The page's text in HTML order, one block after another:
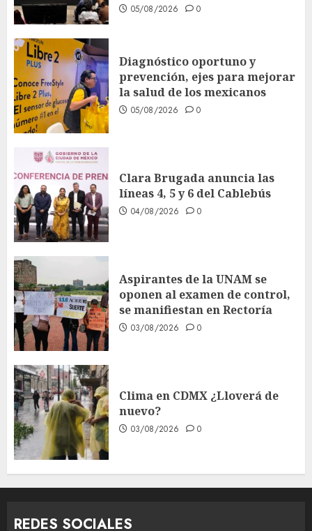
05/08/2026 0
Diagnóstico oportuno y
prevención, ejes para mejorar
la salud de los mexicanos
05/08/2026 0
Clara Brugada anuncia las
líneas 4, 5 y 6 del Cablebús
04/08/2026 0
Aspirantes de la UNAM se
oponen al examen de control,
se manifiestan en Rectoría
03/08/2026 0
Clima en CDMX ¿Lloverá de
nuevo?
03/08/2026 0
REDES SOCIALES